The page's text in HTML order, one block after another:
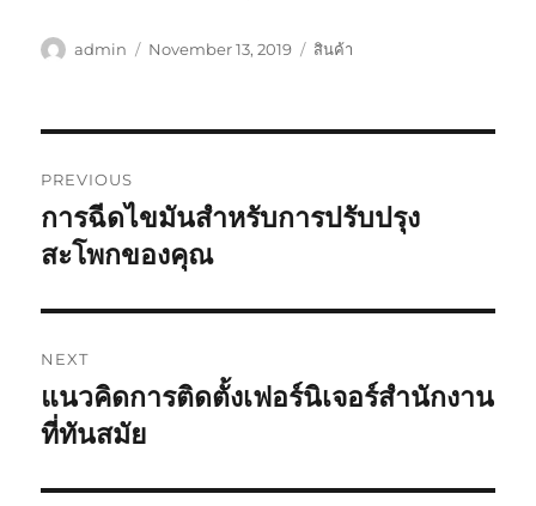
Author
admin
Posted
November 13, 2019 Categories
สินค้า
navigation
PREVIOUS
Previous
post:
การฉีดไขมันสำหรับการปรับปรุง
สะโพกของคุณ
NEXT
Next
post:
แนวคิดการติดตั้งเฟอร์นิเจอร์สำนักงาน
ที่ทันสมัย